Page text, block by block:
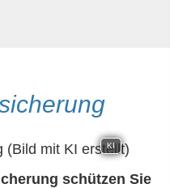
KI
schützen Sie